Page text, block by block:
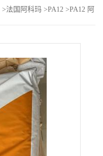
>法国阿科玛 >PA12 >PA12 阿